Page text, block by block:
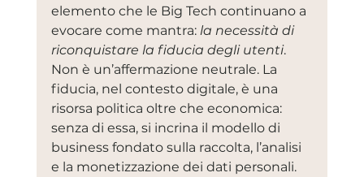
elemento che le Big Tech continuano a
evocare come mantra: la necessità di
riconquistare la fiducia degli utenti.
Non è un’affermazione neutrale. La
fiducia, nel contesto digitale, è una
risorsa politica oltre che economica:
senza di essa, si incrina il modello di
business fondato sulla raccolta, l’analisi
e la monetizzazione dei dati personali.